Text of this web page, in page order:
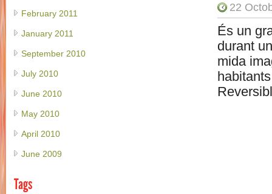
22
És un
durant
mida
February 2011
January 2011
September 2010
July 2010
June 2010
May 2010
April 2010
June 2009
Tags